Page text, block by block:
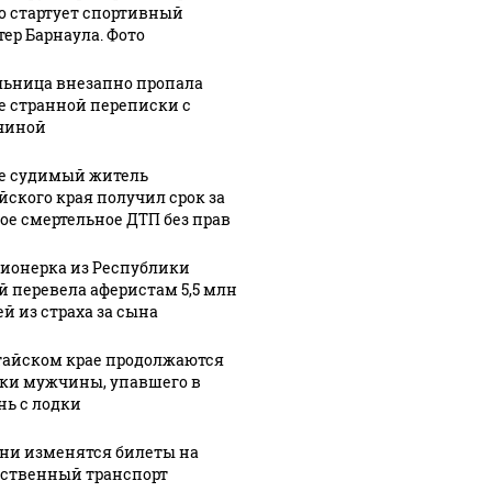
крае
назначили
министра
губернатора
стартует спортивный
Барнаула. Фото
внезапно пропала
странной переписки с
судимый житель
края получил срок за
смертельное ДТП без прав
из Республики
перевела аферистам 5,5 млн
из страха за сына
крае продолжаются
мужчины, упавшего в
с лодки
изменятся билеты на
транспорт